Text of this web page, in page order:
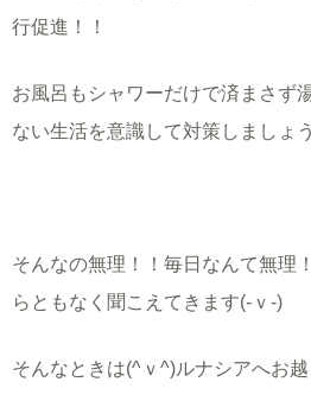
行促進！！
お風呂もシャワーだけで済まさず
ない生活を意識して対策しましょ
そんなの無理！！毎日なんて無理
らともなく聞こえてきます(-ｖ-)
そんなときは(^ｖ^)ルナシアへお